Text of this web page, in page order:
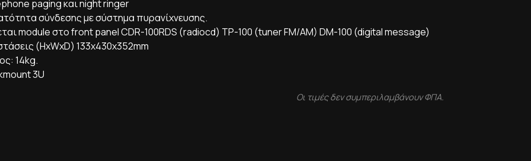
paging και night ringer
σύνδεσης με σύστημα πυρανίχνευσης.
module στο front panel CDR-100RDS (radiocd) TP-100 (tuner FM/AM) DM-100 (digital message)
(HxWxD) 133x430x352mm
14kg.
3U
Οι τιμές δεν συμπεριλαμβάνουν ΦΠΑ.